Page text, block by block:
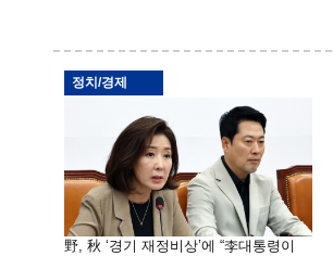
정치/경제
野, 秋 ‘경기 재정비상’에 “李대통령이